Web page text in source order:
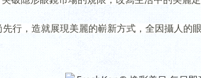
行，造就展現美麗的嶄新方式，全因攝人的